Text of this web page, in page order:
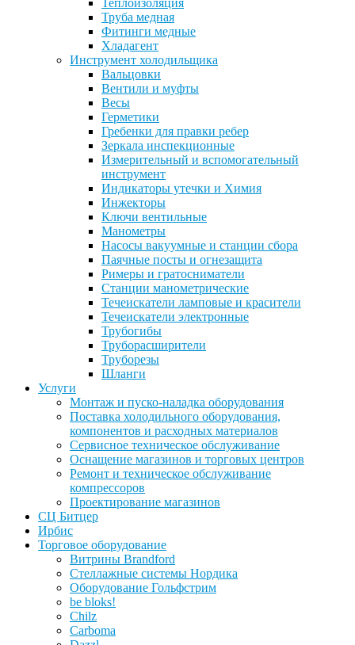
Теплоизоляция
Труба медная
Фитинги медные
Хладагент
Инструмент холодильщика
Вальцовки
Вентили и муфты
Весы
Герметики
Гребенки для правки ребер
Зеркала инспекционные
Измерительный и вспомогательный
инструмент
Индикаторы утечки и Химия
Инжекторы
Ключи вентильные
Манометры
Насосы вакуумные и станции сбора
Паячные посты и огнезащита
Римеры и гратосниматели
Станции манометрические
Течеискатели ламповые и красители
Течеискатели электронные
Трубогибы
Труборасширители
Труборезы
Шланги
Услуги
Монтаж и пуско-наладка оборудования
Поставка холодильного оборудования,
компонентов и расходных материалов
Сервисное техническое обслуживание
Оснащение магазинов и торговых центров
Ремонт и техническое обслуживание
компрессоров
Проектирование магазинов
СЦ Битцер
Ирбис
Торговое оборудование
Витрины Brandford
Стеллажные системы Нордика
Оборудование Гольфстрим
be bloks!
Chilz
Carboma